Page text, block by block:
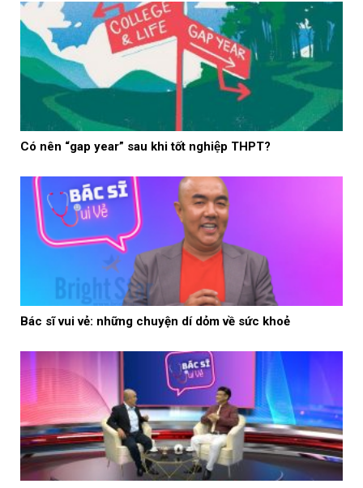
Có nên “gap year” sau khi tốt nghiệp THPT?
Bác sĩ vui vẻ: những chuyện dí dỏm về sức khoẻ